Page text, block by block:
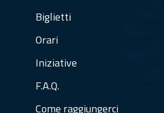
Biglietti
Orari
Iniziative
F.A.Q.
Come raggiungerci